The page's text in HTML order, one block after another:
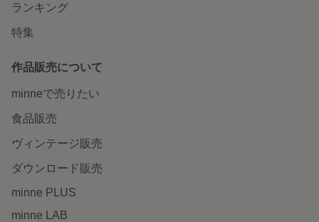
ランキング
特集
作品販売について
minneで売りたい
食品販売
ヴィンテージ販売
ダウンロード販売
minne PLUS
minne LAB